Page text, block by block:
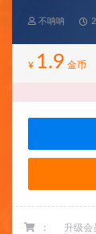
不呐呐
¥ 1.9 金币
： 升级会